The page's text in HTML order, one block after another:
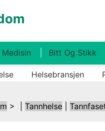
Bitt Og Stikk
Helsebransjen
> | Tannhelse